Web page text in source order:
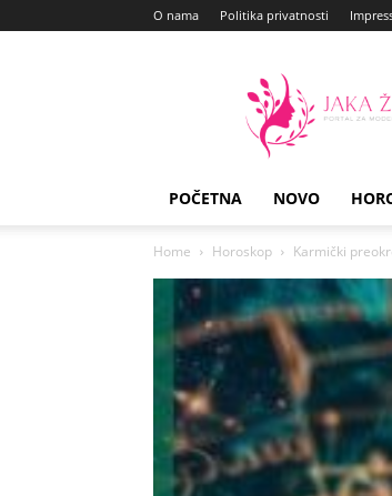
O nama Politika privatnosti
Zena
POČETNA NOVO
Home Horoskop Karmički